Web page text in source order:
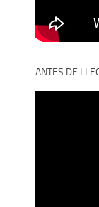
ANTES DE